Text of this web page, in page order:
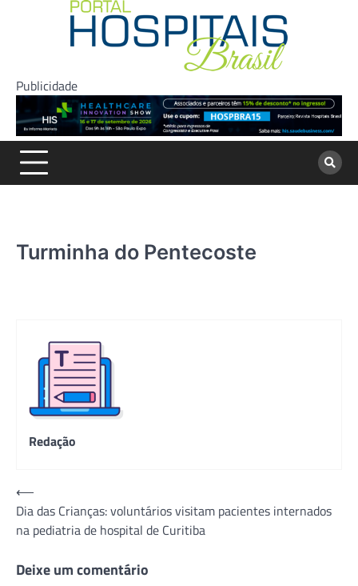
Publicidade
Turminha do Pentecoste
Redação
Navegação
de
Post
⟵
Dia das Crianças: voluntários visitam pacientes internados
na pediatria de hospital de Curitiba
Deixe um comentário